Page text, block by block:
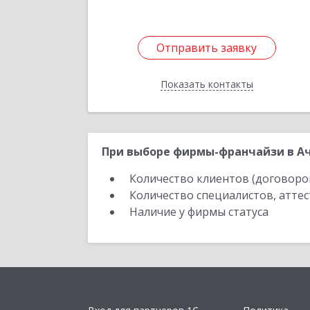
Отправить заявку
Показать контакты
Отправить заявку
Назад
При выборе фирмы-франчайзи в
Количество клиентов
Количество специалистов,
Наличие у фирмы статуса